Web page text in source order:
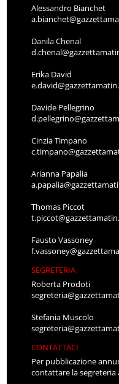
Alessandro Bianchet
Danila Chenal
Erika David
Davide Pellegrino
Cinzia Timpano
Arianna Papalia
Thomas Piccot
Fausto Vassoney
SEGRETERIA
Roberta Prodoti
Stefania Muscolo
CONTATTACI
Per pubblicazione
contattare la segreteria